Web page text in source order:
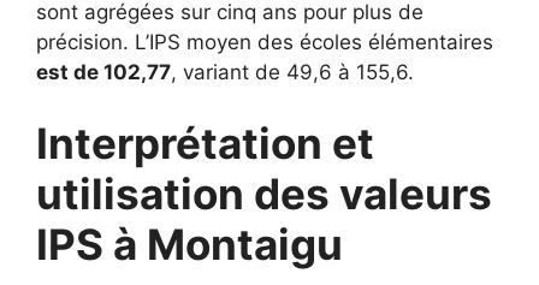
sont agrégées sur cinq ans pour plus de
précision. L’IPS moyen des écoles élémentaires
est de 102,77, variant de 49,6 à 155,6.
Interprétation et
utilisation des valeurs
IPS à Montaigu